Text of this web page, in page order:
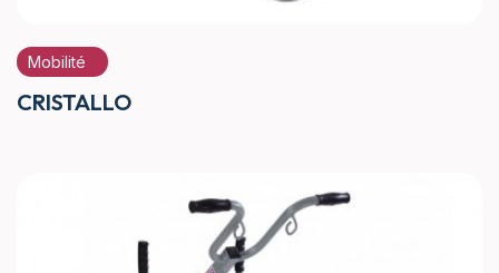
Mobilité
CRISTALLO